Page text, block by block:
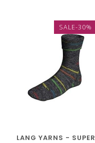
SALE-30%
LANG YARNS - SUPER